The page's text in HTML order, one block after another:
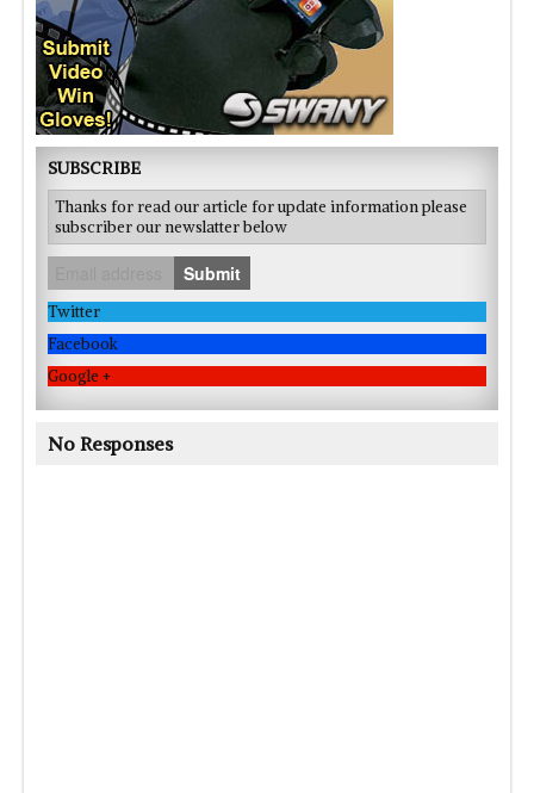
SUBSCRIBE
Thanks for read our article for update information please
subscriber our newslatter below
Submit
Twitter
Facebook
Google +
No Responses